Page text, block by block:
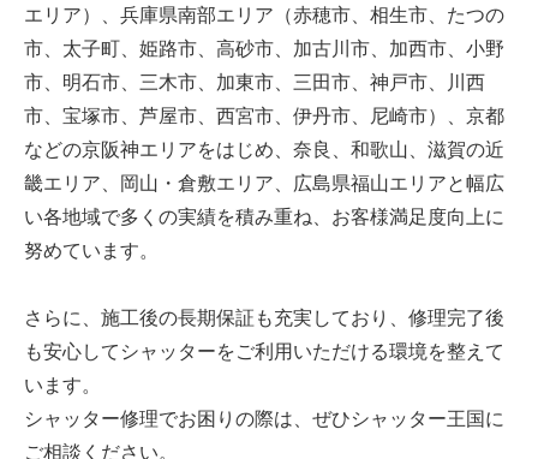
エリア）、兵庫県南部エリア（赤穂市、相生市、たつの
市、太子町、姫路市、高砂市、加古川市、加西市、小野
市、明石市、三木市、加東市、三田市、神戸市、川西
市、宝塚市、芦屋市、西宮市、伊丹市、尼崎市）、京都
などの京阪神エリアをはじめ、奈良、和歌山、滋賀の近
畿エリア、岡山・倉敷エリア、広島県福山エリアと幅広
い各地域で多くの実績を積み重ね、お客様満足度向上に
努めています。
さらに、施工後の長期保証も充実しており、修理完了後
も安心してシャッターをご利用いただける環境を整えて
います。
シャッター修理でお困りの際は、ぜひシャッター王国に
ご相談ください。